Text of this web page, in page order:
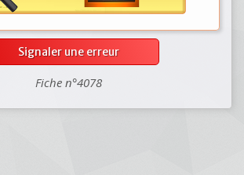
Signaler une erreur
Fiche n°4078